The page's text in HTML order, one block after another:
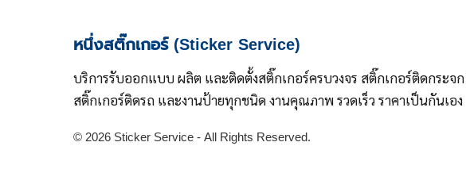
หนึ่งสติ๊กเกอร์ (Sticker Service)
บริการรับออกแบบ ผลิต และติดตั้งสติ๊กเกอร์ครบวงจร สติ๊กเกอร์ติดกระจ
สติ๊กเกอร์ติดรถ และงานป้ายทุกชนิด งานคุณภาพ รวดเร็ว ราคาเป็นกันเอง
© 2026 Sticker Service - All Rights Reserved.